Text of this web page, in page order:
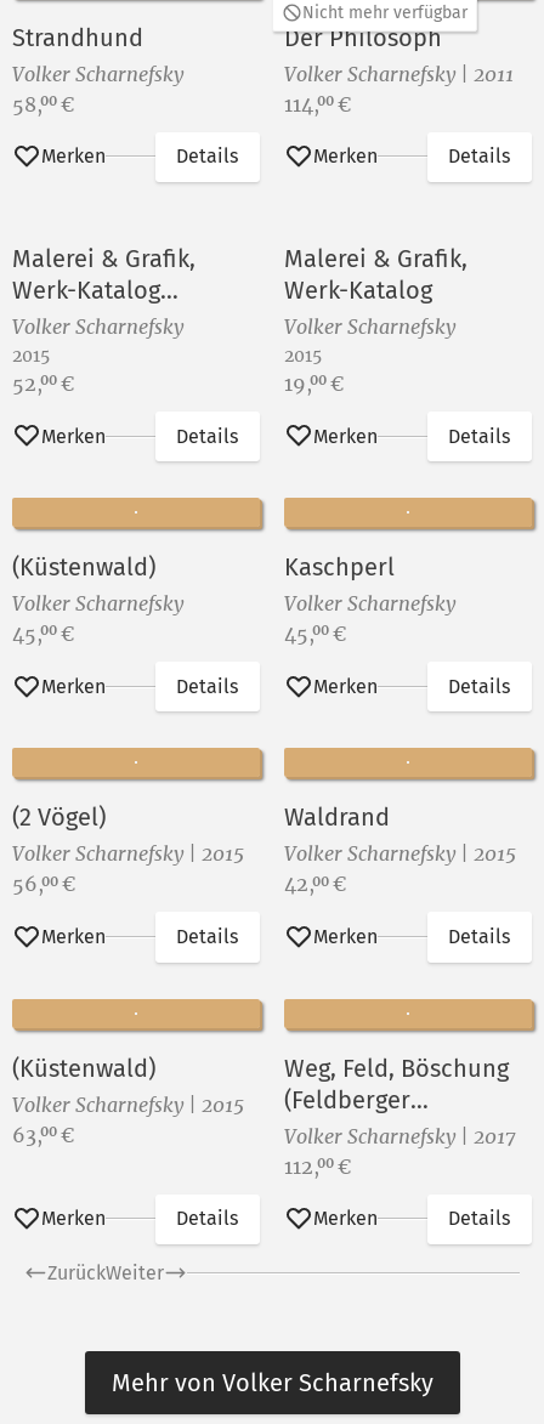
Strandhund
Volker Scharnefsky
Preis:
58,00 €
Merken Details
Nicht mehr verfügbar
Der Philosoph
Volker Scharnefsky | 2011
Preis:
114,00 €
Merken Details
Malerei & Grafik,
Werk-Katalog
(Vorzugsausgabe)
Volker Scharnefsky
2015
Preis:
52,00 €
Merken Details
Malerei & Grafik,
Werk-Katalog
Volker Scharnefsky
2015
Preis:
19,00 €
Merken Details
(Küstenwald)
Volker Scharnefsky
Preis:
45,00 €
Merken Details
Kaschperl
Volker Scharnefsky
Preis:
45,00 €
Merken Details
(2 Vögel)
Volker Scharnefsky | 2015
Preis:
56,00 €
Merken Details
Waldrand
Volker Scharnefsky | 2015
Preis:
42,00 €
Merken Details
(Küstenwald)
Volker Scharnefsky | 2015
Preis:
63,00 €
Merken Details
Weg, Feld, Böschung
(Feldberger
Landschaft)
Volker Scharnefsky | 2017
Preis:
112,00 €
Merken Details
ZurückWeiter
Mehr von Volker Scharnefsky